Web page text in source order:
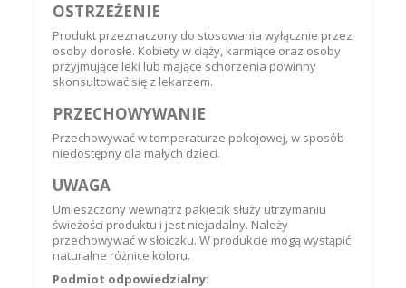
OSTRZEŻENIE
Produkt przeznaczony do stosowania wyłącznie przez
osoby dorosłe. Kobiety w ciąży, karmiące oraz osoby
przyjmujące leki lub mające schorzenia powinny
skonsultować się z lekarzem.
PRZECHOWYWANIE
Przechowywać w temperaturze pokojowej, w sposób
niedostępny dla małych dzieci.
UWAGA
Umieszczony wewnątrz pakiecik służy utrzymaniu
świeżości produktu i jest niejadalny. Należy
przechowywać w słoiczku. W produkcie mogą wystąpić
naturalne różnice koloru.
Podmiot odpowiedzialny: